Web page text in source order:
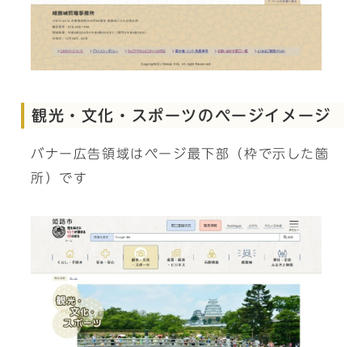
観光・文化・スポーツのページイメージ
バナー広告領域はページ最下部（枠で示した箇
所）です